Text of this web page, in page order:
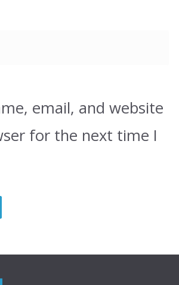
email, and website
for the next time I